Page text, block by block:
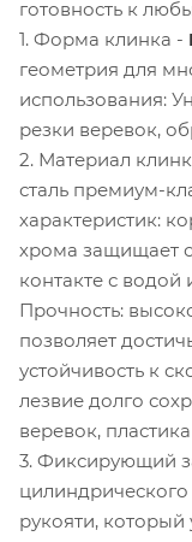
готовность к
1. Форма клинка -
геометрия для
использования:
резки веревок,
2. Материал
сталь премиум-
характеристик:
хрома защищает
контакте с
Прочность:
позволяет
устойчивость к
лезвие долго
веревок,
3. Фиксирующий
рукояти,